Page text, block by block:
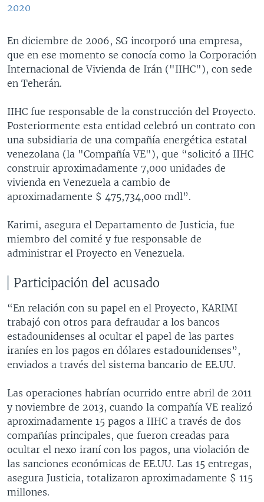
2020
En diciembre de 2006, SG incorporó una empresa,
que en ese momento se conocía como la Corporación
Internacional de Vivienda de Irán ("IIHC"), con sede
en Teherán.
IIHC fue responsable de la construcción del Proyecto.
Posteriormente esta entidad celebró un contrato con
una subsidiaria de una compañía energética estatal
venezolana (la "Compañía VE"), que “solicitó a IIHC
construir aproximadamente 7,000 unidades de
vivienda en Venezuela a cambio de
aproximadamente $ 475,734,000 mdl”.
Karimi, asegura el Departamento de Justicia, fue
miembro del comité y fue responsable de
administrar el Proyecto en Venezuela.
Participación del acusado
“En relación con su papel en el Proyecto, KARIMI
trabajó con otros para defraudar a los bancos
estadounidenses al ocultar el papel de las partes
iraníes en los pagos en dólares estadounidenses”,
enviados a través del sistema bancario de EE.UU.
Las operaciones habrían ocurrido entre abril de 2011
y noviembre de 2013, cuando la compañía VE realizó
aproximadamente 15 pagos a IIHC a través de dos
compañías principales, que fueron creadas para
ocultar el nexo iraní con los pagos, una violación de
las sanciones económicas de EE.UU. Las 15 entregas,
asegura Justicia, totalizaron aproximadamente $ 115
millones.